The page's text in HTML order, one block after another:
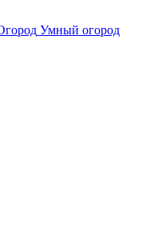
Умный огород